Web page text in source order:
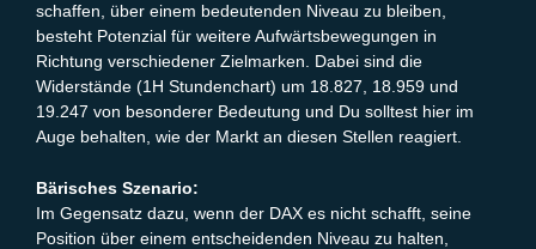
schaffen, über einem bedeutenden Niveau zu bleiben,
besteht Potenzial für weitere Aufwärtsbewegungen in
Richtung verschiedener Zielmarken. Dabei sind die
Widerstände (1H Stundenchart) um 18.827, 18.959 und
19.247 von besonderer Bedeutung und Du solltest hier im
Auge behalten, wie der Markt an diesen Stellen reagiert.
Bärisches Szenario:
Im Gegensatz dazu, wenn der DAX es nicht schafft, seine
Position über einem entscheidenden Niveau zu halten,